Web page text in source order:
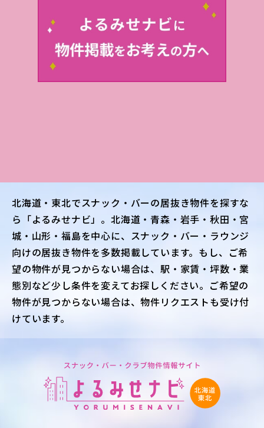
北海道・東北でスナック・バーの居抜き物件を探すな
ら「よるみせナビ」。 北海道・青森・岩手・秋田・宮
城・山形・福島を中心に、スナック・バー・ラウンジ
向けの居抜き物件を多数掲載しています。もし、ご希
望の物件が見つからない場合は、駅・家賃・坪数・業
態別など少し条件を変えてお探しください。ご希望の
物件が見つからない場合は、物件リクエストも受け付
けています。